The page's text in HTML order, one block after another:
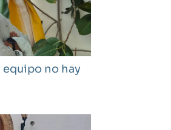
equipo no hay